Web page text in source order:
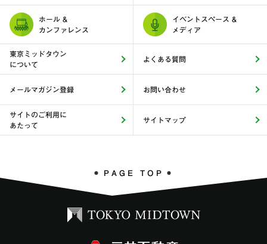
ホール &
カンファレンス
イベントスペース &
メディア
東京ミッドタウン
について
よくある質問
メールマガジン登録 お問い合わせ
サイトのご利用に
あたって
サイトマップ
PAGE TOP